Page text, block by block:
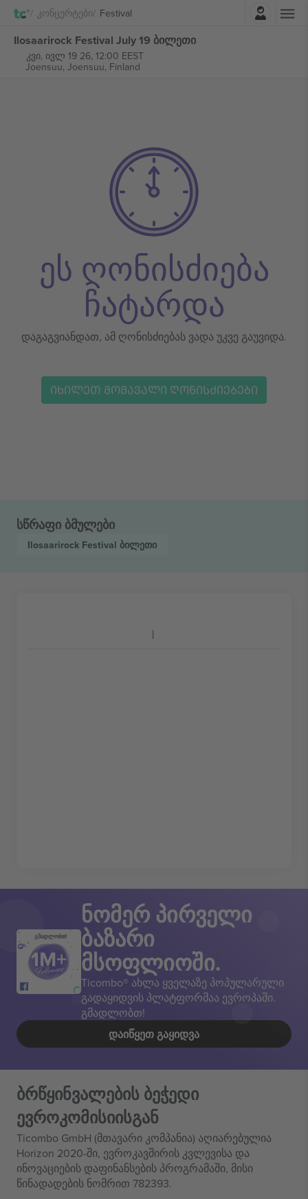
Კონცერტები Festival
Ilosaarirock Festival July 19 ბილეთი
კვი, ივლ 19 26, 12:00 EEST
Joensuu, Joensuu, Finland
ეს ღონისძიება
ჩატარდა
დაგაგვიანდათ, ამ ღონისძიებას ვადა უკვე გაუვიდა.
ᲘᲮᲘᲚᲔᲗ ᲛᲝᲛᲐᲕᲐᲚᲘ ᲦᲝᲜᲘᲡᲫᲘᲔᲑᲔᲑᲘ
სწრაფი ბმულები
Ilosaarirock Festival ბილეთი
გმადლობთ!
ნომერ პირველი
ბაზარი
მსოფლიოში.
Ticombo® ახლა ყველაზე პოპულარული
გადაყიდვის პლატფორმაა ევროპაში.
გმადლობთ!
ᲓᲐᲘᲬᲧᲔᲗ ᲒᲐᲧᲘᲓᲕᲐ
ბრწყინვალების ბეჭედი
ევროკომისიისგან
Ticombo GmbH (მთავარი კომპანია) აღიარებულია
Horizon 2020-ში, ევროკავშირის კვლევისა და
ინოვაციების დაფინანსების პროგრამაში, მისი
წინადადების ნომრით 782393.